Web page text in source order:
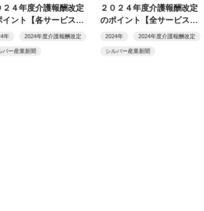
２４年度介護報酬改定
イント【各サービスの
事項】
年 2024年度介護報酬改定
バー産業新聞
２０２４年度介護報酬改定
のポイント【全サービス共
通】
2024年 2024年度介護報酬改定
シルバー産業新聞